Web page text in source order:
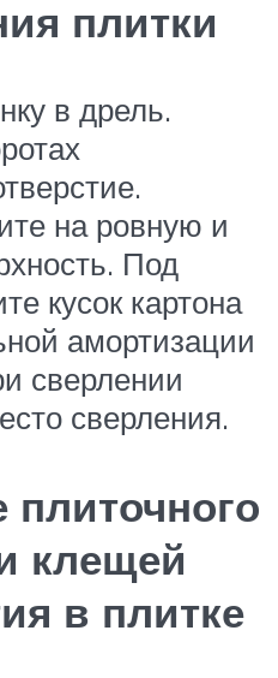
плитки
в дрель.
на ровную и
Под
кусок картона
амортизации
сверлении
сверления.
клещей
в плитке